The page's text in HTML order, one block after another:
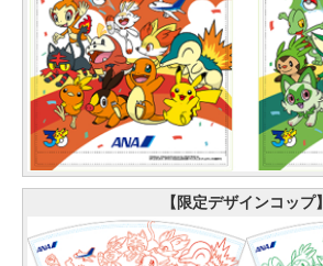
【限定デザインコップ】